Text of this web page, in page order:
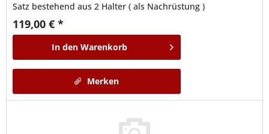
Satz bestehend aus 2 Halter ( als Nachrüstung )
119,00 € *
In den Warenkorb
Merken